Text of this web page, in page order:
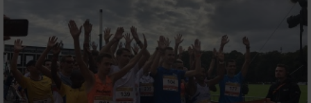
Analyse von Zielgruppen durch Statistiken
oder Kombinationen von Daten aus
verschiedenen Quellen
Entwicklung und Verbesserung der Angebote